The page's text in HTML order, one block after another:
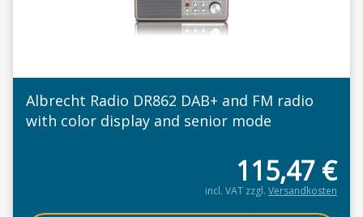
Albrecht Radio DR862 DAB+ and FM radio
with color display and senior mode
115,47 €
incl. VAT zzgl. Versandkosten